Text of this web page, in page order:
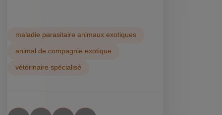
maladie parasitaire animaux exotiques
animal de compagnie exotique
vétérinaire spécialisé